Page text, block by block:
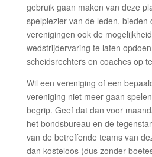
gebruik gaan maken van deze
spelplezier van de leden, bieden
verenigingen ook de
wedstrijdervaring te laten
scheidsrechters en coaches op
Wil een vereniging of een
vereniging niet meer gaan
begrip. Geef dat dan voor
het bondsbureau en de
van de betreffende teams van
dan kosteloos (dus zonder